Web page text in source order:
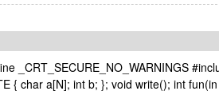
_CRT_SECURE_NO_WARNINGS
{ char a[N]; int b; }; void write(); int fun(in